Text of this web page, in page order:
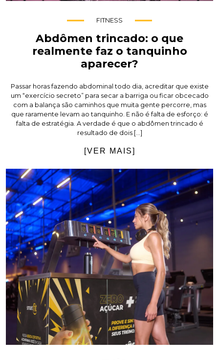
FITNESS
Abdômen trincado: o que
realmente faz o tanquinho
aparecer?
Passar horas fazendo abdominal todo dia, acreditar que existe
um “exercício secreto” para secar a barriga ou ficar obcecado
com a balança são caminhos que muita gente percorre, mas
que raramente levam ao tanquinho. E não é falta de esforço: é
falta de estratégia. A verdade é que o abdômen trincado é
resultado de dois […]
[VER MAIS]